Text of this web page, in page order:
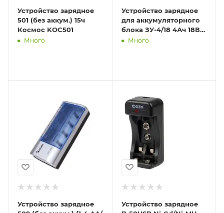
Устройство зарядное
501 (без аккум.) 15ч
Космос KOC501
Много
Устройство зарядное
для аккумуляторного
блока ЗУ-4/18 4Ач 18В
Li-ion Интерскол
Много
Устройство зарядное
Устройство зарядное